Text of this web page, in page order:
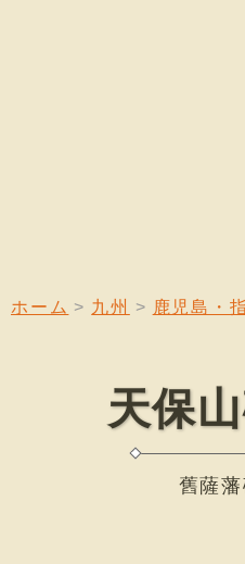
ホーム 九州 鹿児島・
天保
舊薩